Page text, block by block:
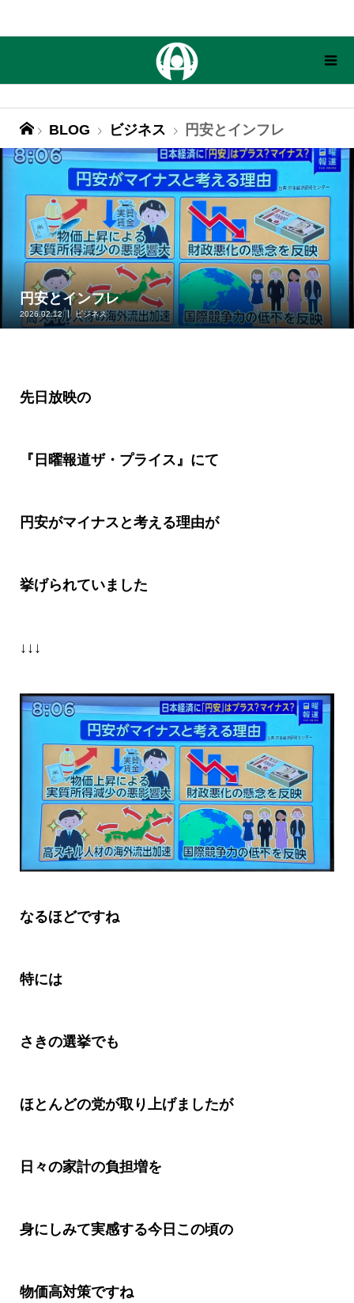
BLOG ビジネス 円安とインフレ
円安とインフレ
2026.02.12 ビジネス
先日放映の
『日曜報道ザ・プライス』にて
円安がマイナスと考える理由が
挙げられていました
↓↓↓
なるほどですね
特には
さきの選挙でも
ほとんどの党が取り上げましたが
日々の家計の負担増を
身にしみて実感する今日この頃の
物価高対策ですね